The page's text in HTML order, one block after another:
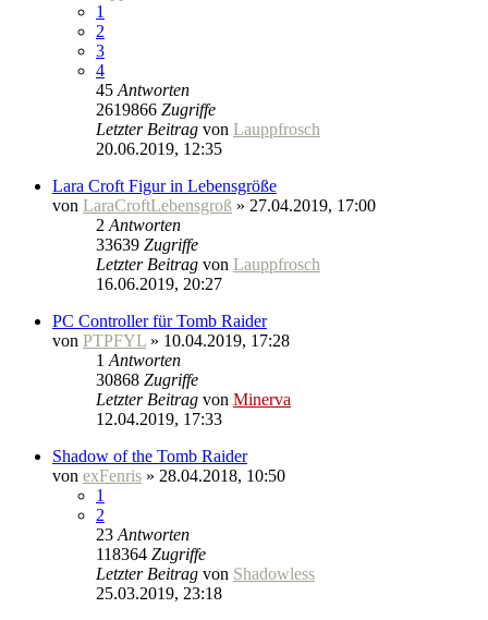
1
2
3
4
45 Antworten
2619866 Zugriffe
Letzter Beitrag von Lauppfrosch
20.06.2019, 12:35
Lara Croft Figur in Lebensgröße
von LaraCroftLebensgroß » 27.04.2019, 17:00
2 Antworten
33639 Zugriffe
Letzter Beitrag von Lauppfrosch
16.06.2019, 20:27
PC Controller für Tomb Raider
von PTPFYL » 10.04.2019, 17:28
1 Antworten
30868 Zugriffe
Letzter Beitrag von Minerva
12.04.2019, 17:33
Shadow of the Tomb Raider
von exFenris » 28.04.2018, 10:50
1
2
23 Antworten
118364 Zugriffe
Letzter Beitrag von Shadowless
25.03.2019, 23:18